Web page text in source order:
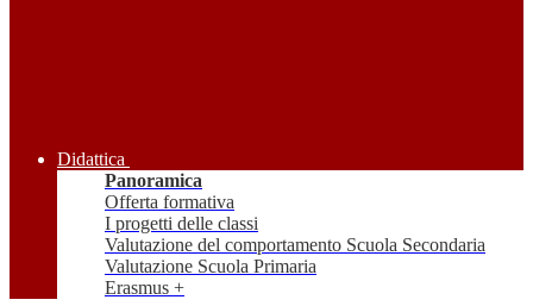
Didattica
Panoramica
Offerta formativa
I progetti delle classi
Valutazione del comportamento Scuola Secondaria
Valutazione Scuola Primaria
Erasmus +